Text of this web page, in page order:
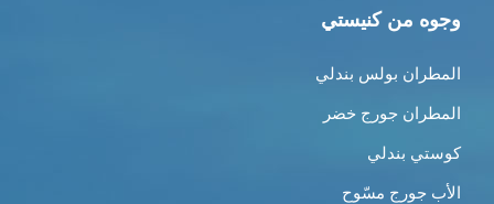
وجوه من كنيستي
المطران بولس بندلي
المطران جورج خضر
كوستي بندلي
الأب جورج مسّوح